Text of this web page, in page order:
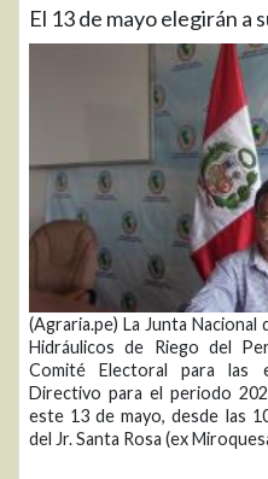
El 13 de mayo elegirán a
(Agraria.pe) La Junta
Hidráulicos de Riego del
Comité Electoral para las
Directivo para el periodo
este 13 de mayo, desde las
del Jr. Santa Rosa (ex